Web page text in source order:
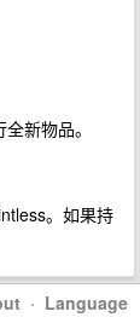
新物品。
。如果持
· Language